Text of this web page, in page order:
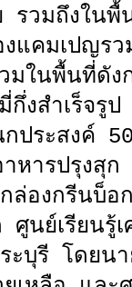
รวมถึงใน
แคมเปญร
มในพื้นที่ดั
งสำเร็จรู
ประสงค์
หารปรุง
ล่องกรีนบ็
ศูนย์เรียนรู้
บุรี โดยน